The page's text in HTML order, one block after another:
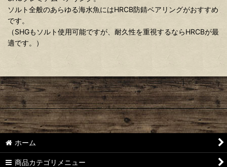
ソルト全般のあらゆる海水魚にはHRCB防錆ベアリングがおすすめ
です。
（SHGもソルト使用可能ですが、耐久性を重視するならHRCBが最
適です。）
ホーム
商品カテゴリメニュー